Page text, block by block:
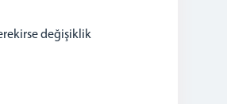
değişiklik